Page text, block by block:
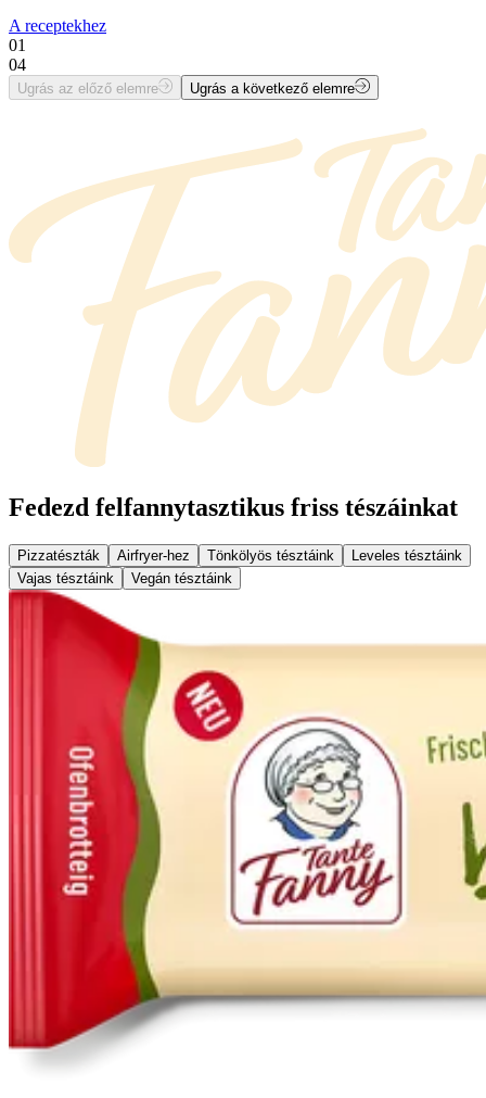
A receptekhez
01
04
Ugrás az előző elemre Ugrás a következő elemre
Fedezd felfannytasztikus friss tészáinkat
Pizzatészták Airfryer-hez Tönkölyös tésztáink
Leveles tésztáink
Vajas tésztáink
Vegán tésztáink